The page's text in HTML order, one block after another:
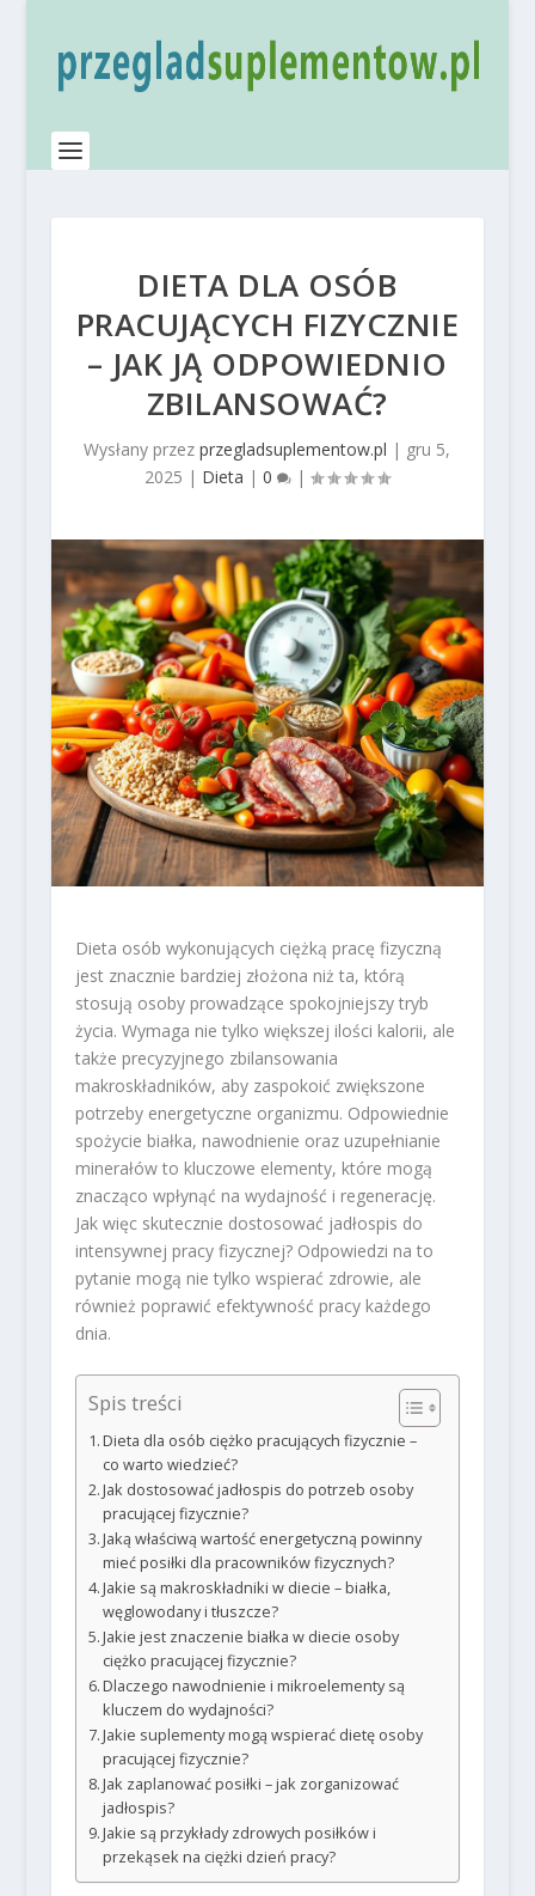
DIETA DLA OSÓB
PRACUJĄCYCH FIZYCZNIE
– JAK JĄ ODPOWIEDNIO
ZBILANSOWAĆ?
Wysłany przezprzegladsuplementow.pl | gru 5,
2025 | Dieta |0 |
Dieta osób wykonujących ciężką pracę fizyczną
jest znacznie bardziej złożona niż ta, którą
stosują osoby prowadzące spokojniejszy tryb
życia. Wymaga nie tylko większej ilości kalorii, ale
także precyzyjnego zbilansowania
makroskładników, aby zaspokoić zwiększone
potrzeby energetyczne organizmu. Odpowiednie
spożycie białka, nawodnienie oraz uzupełnianie
minerałów to kluczowe elementy, które mogą
znacząco wpłynąć na wydajność i regenerację.
Jak więc skutecznie dostosować jadłospis do
intensywnej pracy fizycznej? Odpowiedzi na to
pytanie mogą nie tylko wspierać zdrowie, ale
również poprawić efektywność pracy każdego
dnia.
Spis treści
Dieta dla osób ciężko pracujących fizycznie –
co warto wiedzieć?
Jak dostosować jadłospis do potrzeb osoby
pracującej fizycznie?
Jaką właściwą wartość energetyczną powinny
mieć posiłki dla pracowników fizycznych?
Jakie są makroskładniki w diecie – białka,
węglowodany i tłuszcze?
Jakie jest znaczenie białka w diecie osoby
ciężko pracującej fizycznie?
Dlaczego nawodnienie i mikroelementy są
kluczem do wydajności?
Jakie suplementy mogą wspierać dietę osoby
pracującej fizycznie?
Jak zaplanować posiłki – jak zorganizować
jadłospis?
Jakie są przykłady zdrowych posiłków i
przekąsek na ciężki dzień pracy?